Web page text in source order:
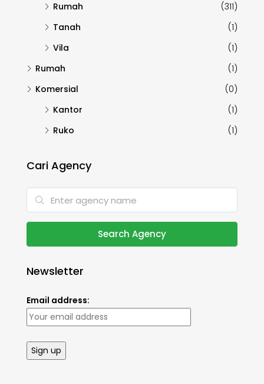
Rumah
(311)
Tanah
(1)
Vila
(1)
Rumah
(1)
Komersial
(0)
Kantor
(1)
Ruko
(1)
Cari Agency
Search Agency
Newsletter
Email address: